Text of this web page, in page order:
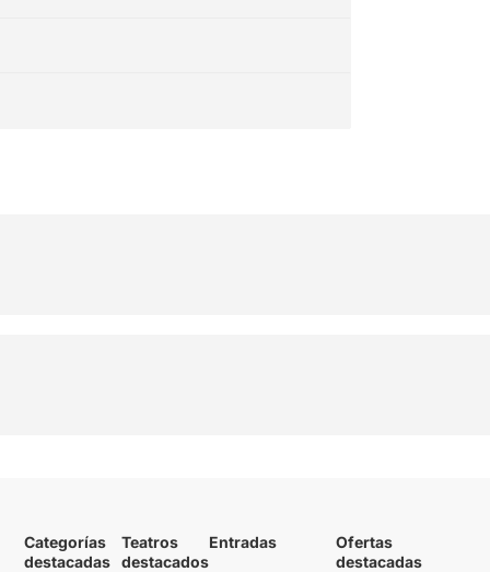
Categorías
destacadas
Teatros
destacados
Entradas
Ofertas
destacadas